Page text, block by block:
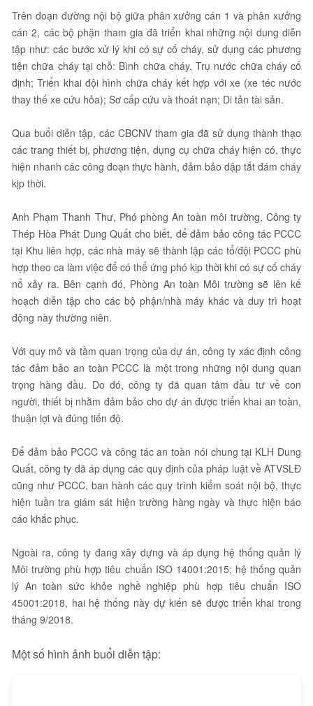
Trên đoạn đường nội bộ giữa phân xưởng cán 1 và phân xưởng
cán 2, các bộ phận tham gia đã triển khai những nội dung diễn
tập như: các bước xử lý khi có sự cố cháy, sử dụng các phương
tiện chữa cháy tại chỗ: Bình chữa cháy, Trụ nước chữa cháy cố
định; Triển khai đội hình chữa cháy kết hợp với xe (xe téc nước
thay thế xe cứu hỏa); Sơ cấp cứu và thoát nạn; Di tản tài sản.
Qua buổi diễn tập, các CBCNV tham gia đã sử dụng thành thạo
các trang thiết bị, phương tiện, dụng cụ chữa cháy hiện có, thực
hiện nhanh các công đoạn thực hành, đảm bảo dập tắt đám cháy
kịp thời.
Anh Phạm Thanh Thư, Phó phòng An toàn môi trường, Công ty
Thép Hòa Phát Dung Quất cho biết, để đảm bảo công tác PCCC
tại Khu liên hợp, các nhà máy sẽ thành lập các tổ/đội PCCC phù
hợp theo ca làm việc để có thể ứng phó kịp thời khi có sự cố cháy
nổ xảy ra. Bên cạnh đó, Phòng An toàn Môi trường sẽ lên kế
hoạch diễn tập cho các bộ phận/nhà máy khác và duy trì hoạt
động này thường niên.
Với quy mô và tầm quan trọng của dự án, công ty xác định công
tác đảm bảo an toàn PCCC là một trong những nội dung quan
trọng hàng đầu. Do đó, công ty đã quan tâm đầu tư về con
người, thiết bị nhằm đảm bảo cho dự án được triển khai an toàn,
thuận lợi và đúng tiến độ.
Để đảm bảo PCCC và công tác an toàn nói chung tại KLH Dung
Quất, công ty đã áp dụng các quy định của pháp luật về ATVSLĐ
cũng như PCCC, ban hành các quy trình kiểm soát nội bộ, thực
hiện tuần tra giám sát hiện trường hàng ngày và thực hiện báo
cáo khắc phục.
Ngoài ra, công ty đang xây dựng và áp dụng hệ thống quản lý
Môi trường phù hợp tiêu chuẩn ISO 14001:2015; hệ thống quản
lý An toàn sức khỏe nghề nghiệp phù hợp tiêu chuẩn ISO
45001:2018, hai hệ thống này dự kiến sẽ được triển khai trong
tháng 9/2018.
Một số hình ảnh buổi diễn tập: